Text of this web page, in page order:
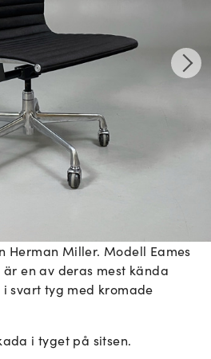
Herman Miller. Modell Eames
en av deras mest kända
svart tyg med kromade
i tyget på sitsen.